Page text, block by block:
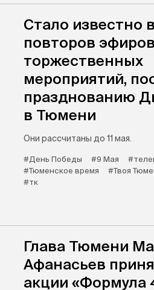
Стало известно
повторов эфиров
торжественных
мероприятий,
празднованию
в Тюмени
Они рассчитаны до 11 мая.
#День Победы #9 Мая
#Тюменское время
#Твоя
#тк
Глава Тюмени
Афанасьев
акции «Формула